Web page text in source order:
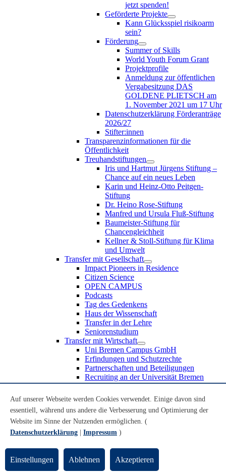
jetzt spenden!
Geförderte Projekte
Kann Glücksspiel risikoarm
sein?
Förderung
Summer of Skills
World Youth Forum Grant
Projektprofile
Anmeldung zur öffentlichen
Vergabesitzung DAS
GOLDENE PLIETSCH am
1. November 2021 um 17 Uhr
Datenschutzerklärung Förderanträge
2026/27
Stifter:innen
Transparenzinformationen für die
Öffentlichkeit
Treuhandstiftungen
Iris und Hartmut Jürgens Stiftung –
Chance auf ein neues Leben
Karin und Heinz-Otto Peitgen-
Stiftung
Dr. Heino Rose-Stiftung
Manfred und Ursula Fluß-Stiftung
Baumeister-Stiftung für
Chancengleichheit
Kellner & Stoll-Stiftung für Klima
und Umwelt
Transfer mit Gesellschaft
Impact Pioneers in Residence
Citizen Science
OPEN CAMPUS
Podcasts
Tag des Gedenkens
Haus der Wissenschaft
Transfer in der Lehre
Seniorenstudium
Transfer mit Wirtschaft
Uni Bremen Campus GmbH
Erfindungen und Schutzrechte
Partnerschaften und Beteiligungen
Recruiting an der Universität Bremen
Weiterbildung an der Universität Bremen
Transfer mit Schule
Schülerinnen und Schüler
MINT-Schnupperstudium
Schulklassen
Lehrkräfte
UniTransfer - Servicestelle für Transferaktivitäten
Transfermagazin der Universität Bremen
Auf unserer Webseite werden Cookies verwendet. Einige davon sind
essentiell, während uns andere die Verbesserung und Optimierung der
Website im Sinne der Nutzenden ermöglichen. (
Datenschutzerklärung
Impressum )
Einstellungen Ablehnen Akzeptieren